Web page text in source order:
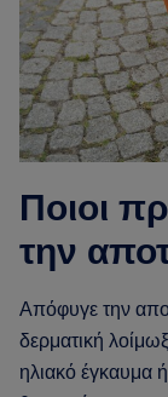
Ποιοι
την
Απόφυγε την
δερματική
ηλιακό έγκαυμα